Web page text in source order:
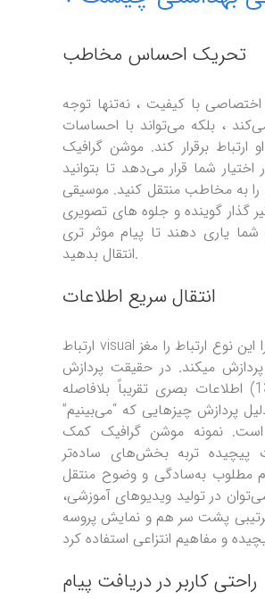
تحریک احساس مخاطب
با کیفیت ، نه‌تنها توجه
، بلکه می‌تواند با احساسات
ارتباط برقرار کند. موشن گرافیک
اختیار شما قرار می‌دهد تا بتوانید
به مخاطب منتقل کنید. موسیقی
گذار گوینده و جلوه های تصویری
شما یاری دهند تا پیام موثر تری
انتقال بدهید.
انتقال سریع اطلاعات
ارتباط visual بسیار مؤثر است زیرا این نوع ارتباط را مغز
میکند. در حقیقت پردازش
اطلاعات بصری تقریباً بلافاصله (حدود 13m.s) اتفاق
پردازش چیزهایی که “می‌بینیم”
است. نمونه موشن گرافیک کمک
پیچیده تربه بخش‌های ساده‌تر
مطلوب به‌سادگی و وضوح منتقل
در تولید ویدیوهای آموزشی،
پشت سر هم و نمایش پروسه
راحتی کاربر در دریافت پیام